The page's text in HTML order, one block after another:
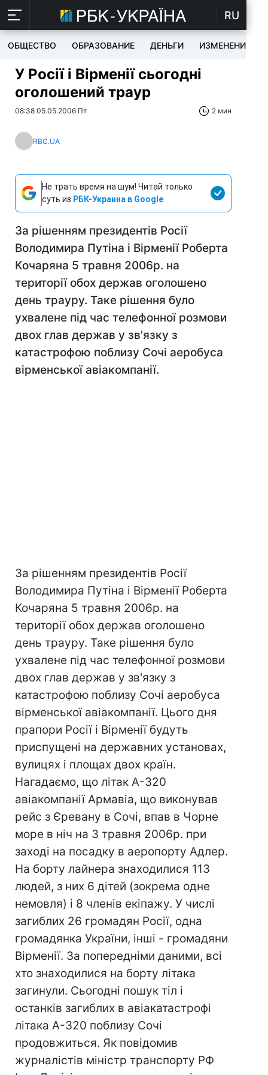
RU
ОБЩЕСТВО ОБРАЗОВАНИЕ ДЕНЬГИ ИЗМЕНЕНИЯ
У Росії і Вірменії сьогодні
оголошений траур
08:38 05.05.2006 Пт 2 мин
RBC.UA
Не трать время на шум! Читай только
суть из РБК-Украина в Google
За рішенням президентів Росії
Володимира Путіна і Вірменії Роберта
Кочаряна 5 травня 2006р. на
території обох держав оголошено
день трауру. Таке рішення було
ухвалене під час телефонної розмови
двох глав держав у зв'язку з
катастрофою поблизу Сочі аеробуса
вірменської авіакомпанії.
За рішенням президентів Росії
Володимира Путіна і Вірменії Роберта
Кочаряна 5 травня 2006р. на
території обох держав оголошено
день трауру. Таке рішення було
ухвалене під час телефонної розмови
двох глав держав у зв'язку з
катастрофою поблизу Сочі аеробуса
вірменської авіакомпанії. Цього дня
прапори Росії і Вірменії будуть
приспущені на державних установах,
вулицях і площах двох країн.
Нагадаємо, що літак А-320
авіакомпанії Армавіа, що виконував
рейс з Єревану в Сочі, впав в Чорне
море в ніч на 3 травня 2006р. при
заході на посадку в аеропорту Адлер.
На борту лайнера знаходилися 113
людей, з них 6 дітей (зокрема одне
немовля) і 8 членів екіпажу. У числі
загиблих 26 громадян Росії, одна
громадянка України, інші - громадяни
Вірменії. За попередніми даними, всі
хто знаходилися на борту літака
загинули. Сьогодні пошук тіл і
останків загиблих в авіакатастрофі
літака А-320 поблизу Сочі
продовжиться. Як повідомив
журналістів міністр транспорту РФ